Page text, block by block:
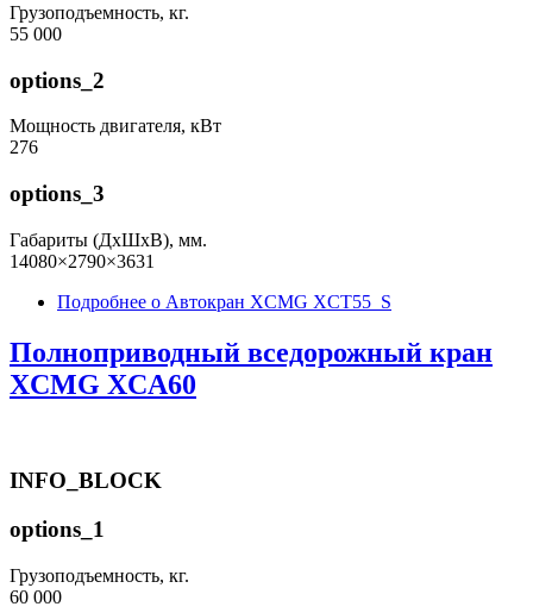
Грузоподъемность, кг.
55 000
options_2
Мощность двигателя, кВт
276
options_3
Габариты (ДхШхВ), мм.
14080×2790×3631
Подробнее о Автокран XCMG XCT55_S
Полноприводный вседорожный кран
XCMG XCA60
INFO_BLOCK
options_1
Грузоподъемность, кг.
60 000